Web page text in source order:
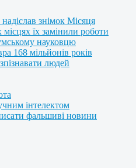
знімок Місяця
їх замінили роботи
науковцю
168 мільйонів років
людей
інтелектом
фальшиві новини